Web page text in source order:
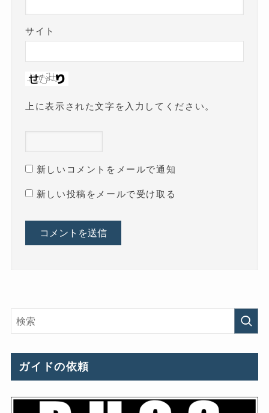
サイト
上に表示された文字を入力してください。
新しいコメントをメールで通知
新しい投稿をメールで受け取る
ガイドの依頼